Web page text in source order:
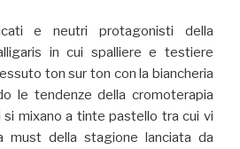
e neutri protagonisti della
in cui spalliere e testiere
ton sur ton con la biancheria
le tendenze della cromoterapia
mixano a tinte pastello tra cui vi
must della stagione lanciata da